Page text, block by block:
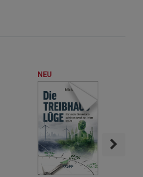
NEU